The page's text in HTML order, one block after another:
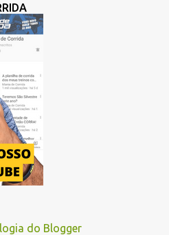
corredores no início da corrida. A
Presidente João Goulart por
e Barra Funda. Após a
seguirão pela Avenida Doutor
do Memorial da América Latina,
Giannotti, a Avenida Rudge e
do Blogger